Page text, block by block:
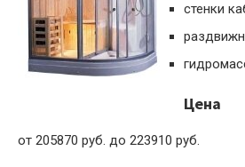
стенки
Цена
от 205870 руб. до 223910 руб.